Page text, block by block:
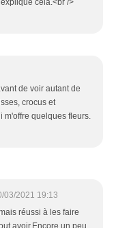
cela.<br />
de voir autant de
crocus et
m'offre quelques fleurs.
03/2021 19:13
réussi à les faire
avoir.Encore un peu